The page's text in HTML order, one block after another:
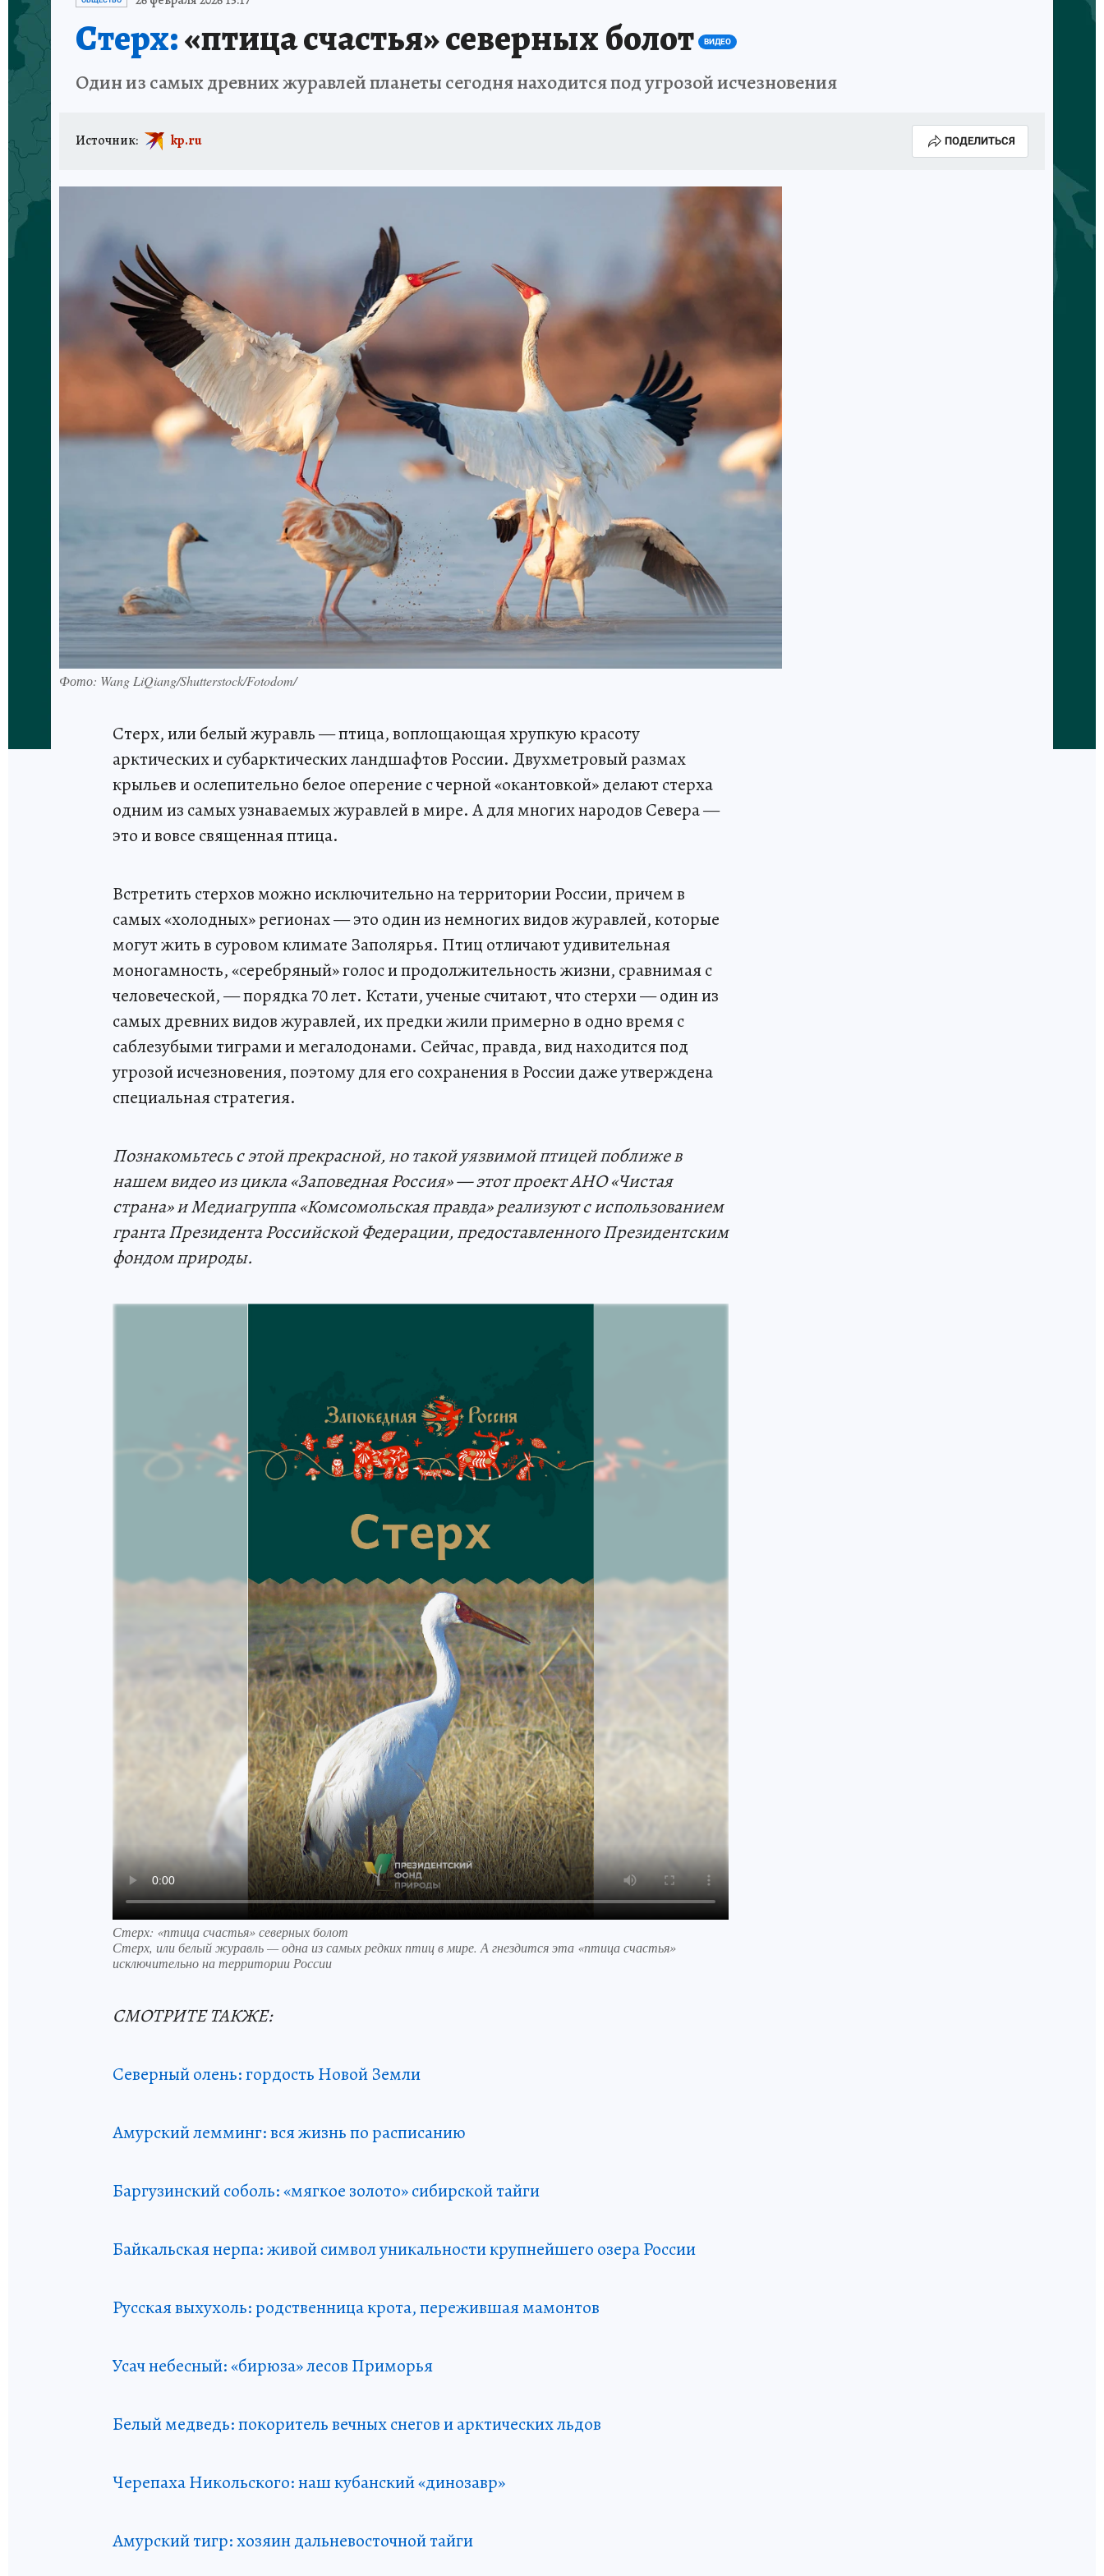
Стерх:«птица счастья» северных болот ВИДЕО
Один из самых древних журавлей планеты сегодня находится под угрозой исчезновения
Источник: kp.ru ПОДЕЛИТЬСЯ
Фото: Wang LiQiang/Shutterstock/Fotodom/
Стерх, или белый журавль — птица, воплощающая хрупкую красоту
арктических и субарктических ландшафтов России. Двухметровый размах
крыльев и ослепительно белое оперение с черной «окантовкой» делают стерха
одним из самых узнаваемых журавлей в мире. А для многих народов Севера —
это и вовсе священная птица.
Встретить стерхов можно исключительно на территории России, причем в
самых «холодных» регионах — это один из немногих видов журавлей, которые
могут жить в суровом климате Заполярья. Птиц отличают удивительная
моногамность, «серебряный» голос и продолжительность жизни, сравнимая с
человеческой, — порядка 70 лет. Кстати, ученые считают, что стерхи — один из
самых древних видов журавлей, их предки жили примерно в одно время с
саблезубыми тиграми и мегалодонами. Сейчас, правда, вид находится под
угрозой исчезновения, поэтому для его сохранения в России даже утверждена
специальная стратегия.
Познакомьтесь с этой прекрасной, но такой уязвимой птицей поближе в
нашем видео из цикла «Заповедная Россия» — этот проект АНО «Чистая
страна» и Медиагруппа «Комсомольская правда» реализуют с использованием
гранта Президента Российской Федерации, предоставленного Президентским
фондом природы.
Стерх: «птица счастья» северных болот
Стерх, или белый журавль — одна из самых редких птиц в мире. А гнездится эта «птица счастья»
исключительно на территории России
СМОТРИТЕ ТАКЖЕ:
Северный олень: гордость Новой Земли
Амурский лемминг: вся жизнь по расписанию
Баргузинский соболь: «мягкое золото» сибирской тайги
Байкальская нерпа: живой символ уникальности крупнейшего озера России
Русская выхухоль: родственница крота, пережившая мамонтов
Усач небесный: «бирюза» лесов Приморья
Белый медведь: покоритель вечных снегов и арктических льдов
Черепаха Никольского: наш кубанский «динозавр»
Амурский тигр: хозяин дальневосточной тайги